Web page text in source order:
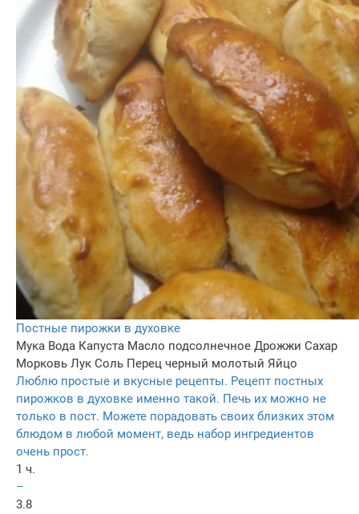
Постные пирожки в духовке
Мука Вода Капуста Масло подсолнечное Дрожжи Сахар
Морковь Лук Соль Перец черный молотый Яйцо
Люблю простые и вкусные рецепты. Рецепт постных
пирожков в духовке именно такой. Печь их можно не
только в пост. Можете порадовать своих близких этом
блюдом в любой момент, ведь набор ингредиентов
очень прост.
1 ч.
–
3.8